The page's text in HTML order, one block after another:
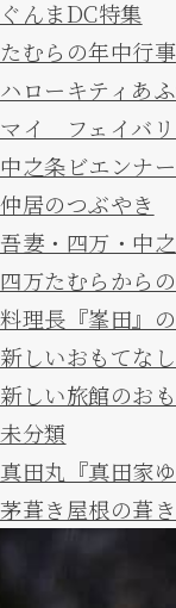
ぐんまDC特集
たむらの年中行事
ハローキティあ
マイ フェイバリ
中之条ビエンナ
仲居のつぶやき
吾妻・四万・中
四万たむらから
料理長『峯田』
新しいおもてな
新しい旅館のお
未分類
真田丸『真田家ゆ
茅葺き屋根の葺き